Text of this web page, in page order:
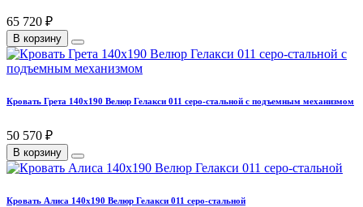
65 720 ₽
В корзину
Кровать Грета 140х190 Велюр Гелакси 011 серо-стальной с подъемным механизмом
50 570 ₽
В корзину
Кровать Алиса 140х190 Велюр Гелакси 011 серо-стальной